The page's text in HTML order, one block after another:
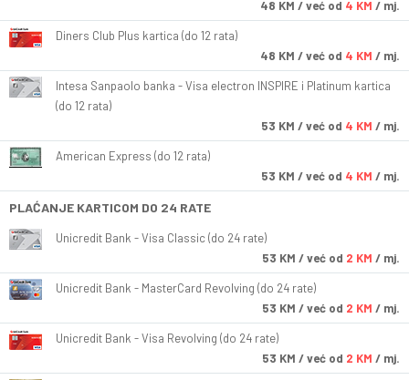
48 KM / već od 4 KM / mj.
Diners Club Plus kartica (do 12 rata)
48 KM / već od 4 KM / mj.
Intesa Sanpaolo banka - Visa electron INSPIRE i Platinum kartica
(do 12 rata)
53 KM / već od 4 KM / mj.
American Express (do 12 rata)
53 KM / već od 4 KM / mj.
PLAĆANJE KARTICOM DO 24 RATE
Unicredit Bank - Visa Classic (do 24 rate)
53 KM / već od 2 KM / mj.
Unicredit Bank - MasterCard Revolving (do 24 rate)
53 KM / već od 2 KM / mj.
Unicredit Bank - Visa Revolving (do 24 rate)
53 KM / već od 2 KM / mj.